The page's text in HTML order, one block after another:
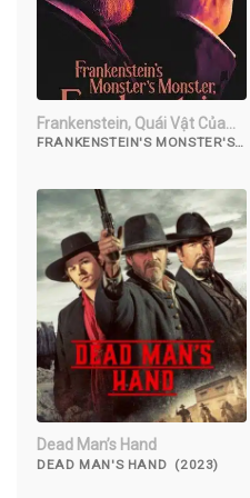
Frankenstein, Quái Vật Của
Quái Vật Của Frankenstein
FRANKENSTEIN'S MONSTER'S
Dead Man’s Hand
DEAD MAN'S HAND (2023)